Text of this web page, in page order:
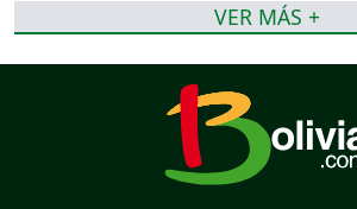
VER MÁS +